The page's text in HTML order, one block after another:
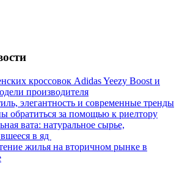
кроссовок Adidas Yeezy Boost и
производителя
элегантность и современные тренды
обратиться за помощью к риелтору
вата: натуральное сырье,
в яд
жилья на вторичном рынке в